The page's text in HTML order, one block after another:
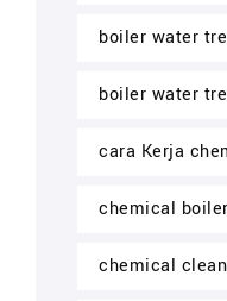
boiler water
boiler water
cara Kerja
chemical boiler
chemical